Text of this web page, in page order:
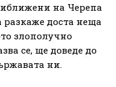
на Черепа
доста неща
злополучно
се, ще доведе до
ни.